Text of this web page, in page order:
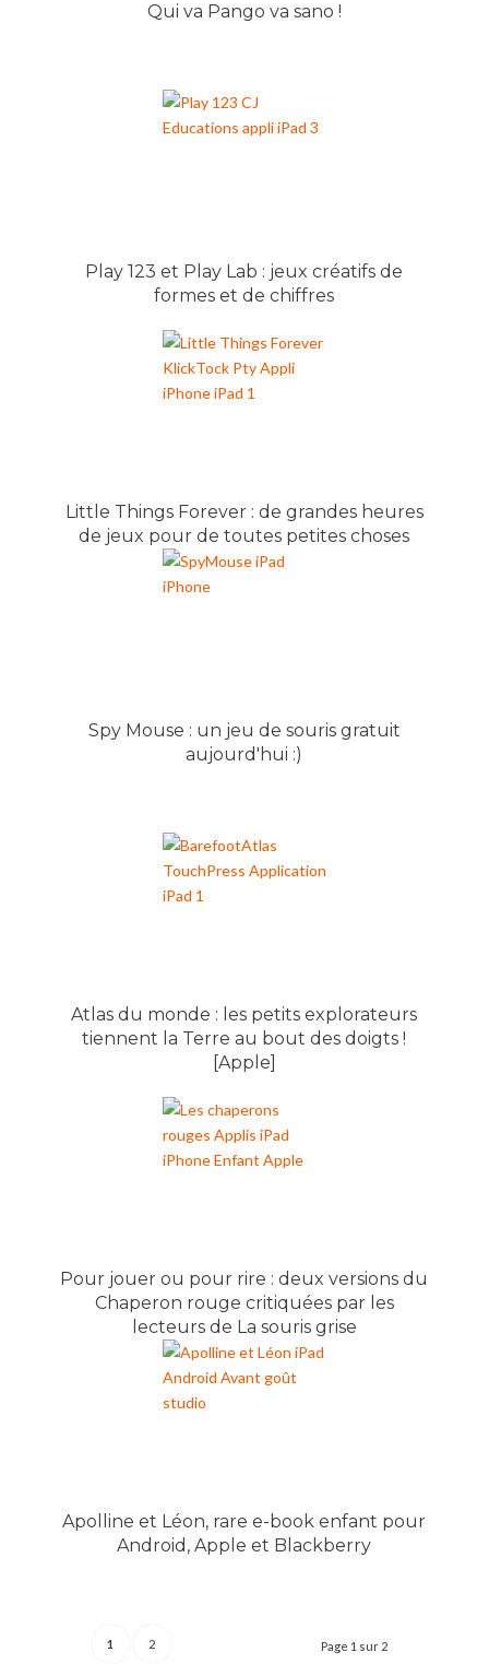
Qui va Pango va sano !
Play 123 et Play Lab : jeux créatifs de
formes et de chiffres
Little Things Forever : de grandes heures
de jeux pour de toutes petites choses
Spy Mouse : un jeu de souris gratuit
aujourd'hui :)
Atlas du monde : les petits explorateurs
tiennent la Terre au bout des doigts !
[Apple]
Pour jouer ou pour rire : deux versions du
Chaperon rouge critiquées par les
lecteurs de La souris grise
Apolline et Léon, rare e-book enfant pour
Android, Apple et Blackberry
Page 1 sur 2
1 2